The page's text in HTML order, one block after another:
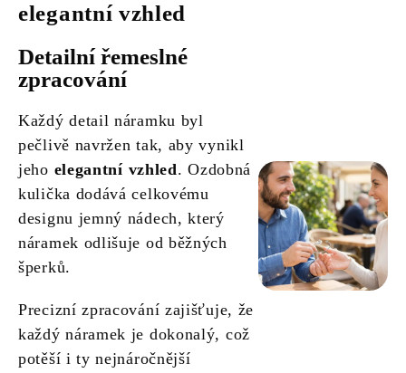
elegantní vzhled
Detailní řemeslné
zpracování
Každý detail náramku byl
pečlivě navržen tak, aby vynikl
jeho elegantní vzhled. Ozdobná
kulička dodává celkovému
designu jemný nádech, který
náramek odlišuje od běžných
šperků.
Precizní zpracování zajišťuje, že
každý náramek je dokonalý, což
potěší i ty nejnáročnější